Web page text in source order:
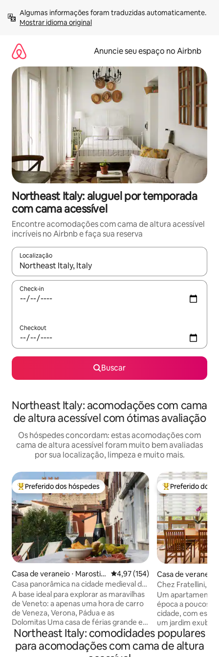
para
Mostrar idioma original
Anuncie seu espaço no Airbnb
Northeast Italy: aluguel por temporada
com cama acessível
Encontre acomodações com cama de altura acessível
incríveis no Airbnb e faça sua reserva
Localização
Quando os resultados estiverem disponíveis, explore-os
Check-in
Checkout
Buscar
Northeast Italy: acomodações com cama
de altura acessível com ótimas avaliação
Os hóspedes concordam: estas acomodações com
cama de altura acessível foram muito bem avaliadas
por sua localização, limpeza e muito mais.
Entre os melhores preferidos dos hóspedes
Preferido dos hóspedes
Casa de veraneio ⋅ Marostic
a
4,97 de uma avaliação média de
4,97 (154)
Casa panorâmica na cidade medieval de
Marostica
A base ideal para explorar as maravilhas
de Veneto: a apenas uma hora de carro
de Veneza, Verona, Pádua e as
Dolomitas Uma casa de férias grande e
elegante para recarregar as baterias e
desfrutar das vistas panorâmicas do
castelo de Marostica. A casa é adequada
Entre os
Preferido dos
Casa de veraneio
Chez Fratellini,
história do circo
Um apartamento
época a poucos
cidade, com
um jardim
com poucos
arejado e
decorado com
Northeast Italy: comodidades populares
para acomodações com cama de altura